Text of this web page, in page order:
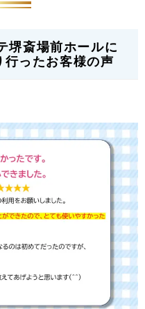
堺斎場前ホールに
ったお客様の声